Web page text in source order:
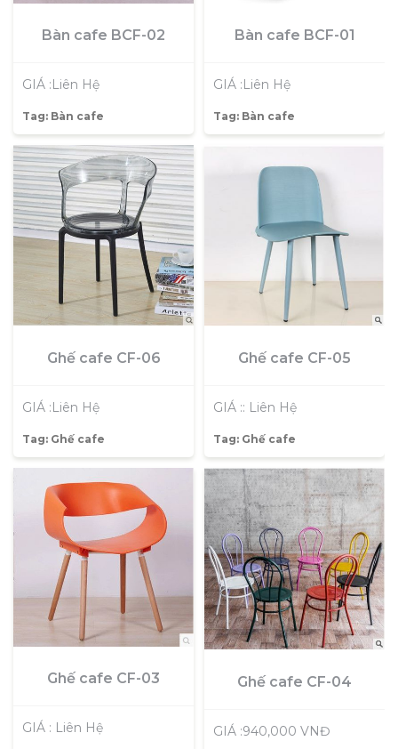
Bàn cafe BCF-02
GIÁ :Liên Hệ
Tag: Bàn cafe
Bàn cafe BCF-01
GIÁ :Liên Hệ
Tag: Bàn cafe
Ghế cafe CF-06
GIÁ :Liên Hệ
Tag: Ghế cafe
Ghế cafe CF-05
GIÁ :: Liên Hệ
Tag: Ghế cafe
Ghế cafe CF-04
GIÁ :940,000 VNĐ
Ghế cafe CF-03
GIÁ : Liên Hệ